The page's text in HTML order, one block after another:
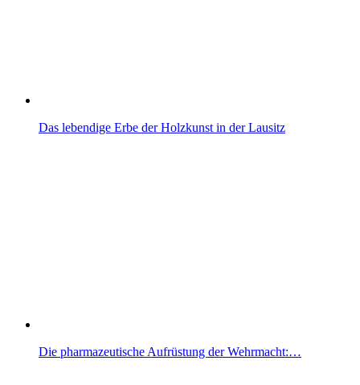
Das lebendige Erbe der Holzkunst in der Lausitz
Die pharmazeutische Aufrüstung der Wehrmacht:…